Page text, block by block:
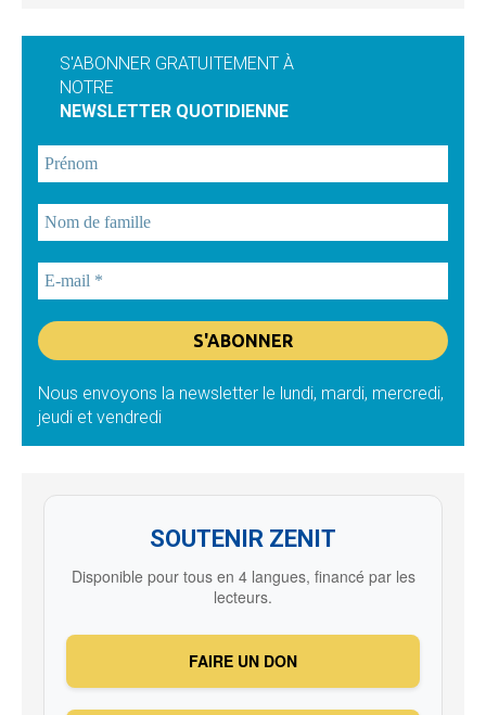
S'ABONNER GRATUITEMENT À
NOTRE
NEWSLETTER QUOTIDIENNE
Nous envoyons la newsletter le lundi, mardi, mercredi,
jeudi et vendredi
SOUTENIR ZENIT
Disponible pour tous en 4 langues, financé par les
lecteurs.
FAIRE UN DON